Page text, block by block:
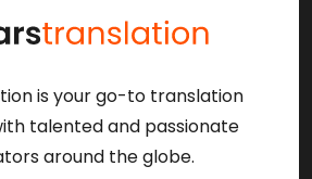
is your go-to translation
talented and passionate
around the globe.